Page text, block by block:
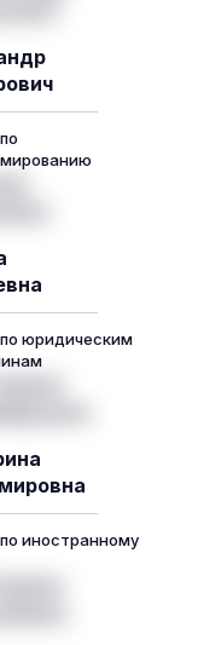
по юридическим
иностранному